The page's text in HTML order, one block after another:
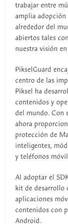
trabajar entre
amplia
alrededor del
abiertos tales
nuestra visión
PikselGuard
centro de las
Piksel ha
contenidos y
del mundo. Con
ahora
protección de
inteligentes,
y teléfonos
Al adoptar el
kit de desarrollo
aplicaciones
contenidos con
Android.